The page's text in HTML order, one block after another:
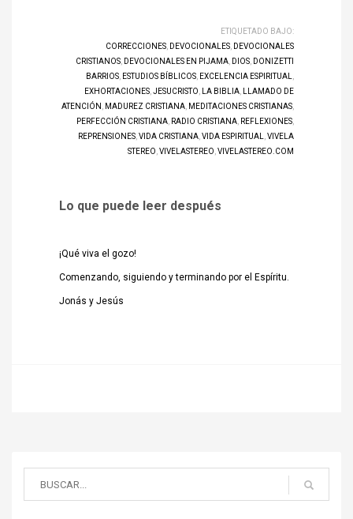
ETIQUETADO BAJO:
CORRECCIONES DEVOCIONALES DEVOCIONALES
CRISTIANOS DEVOCIONALES EN PIJAMA DIOS DONIZETTI
BARRIOS ESTUDIOS BÍBLICOS EXCELENCIA ESPIRITUAL
EXHORTACIONES JESUCRISTO LA BIBLIA
LLAMADO DE
ATENCIÓN
MADUREZ CRISTIANA MEDITACIONES CRISTIANAS
PERFECCIÓN CRISTIANA RADIO CRISTIANA REFLEXIONES
REPRENSIONES VIDA CRISTIANA VIDA ESPIRITUAL
VIVELA
STEREO VIVELASTEREO VIVELASTEREO.COM
Lo que puede leer después
¡Qué viva el gozo!
Comenzando, siguiendo y terminando por el Espíritu.
Jonás y Jesús